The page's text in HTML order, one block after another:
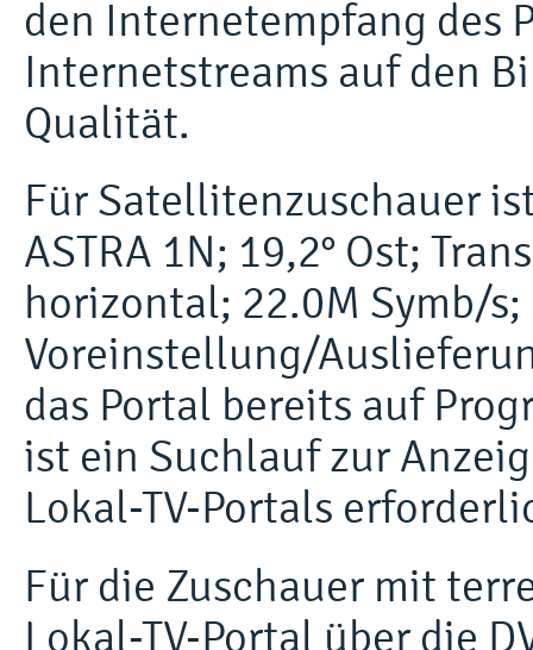
den Internetempfang des
Internetstreams auf den
Qualität.
Für Satellitenzuschauer
ASTRA 1N; 19,2° Ost;
horizontal; 22.0M Symb/
Voreinstellung/
das Portal bereits auf
ist ein Suchlauf zur
Lokal-TV-Portals
Für die Zuschauer mit
Lokal-TV-Portal über die